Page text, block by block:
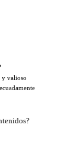
y valioso